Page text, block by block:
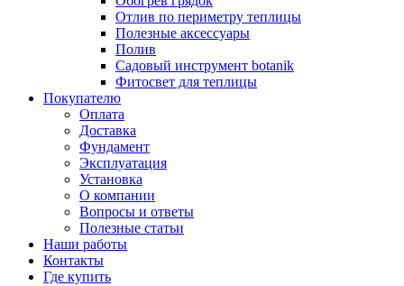
Отлив по периметру теплицы
Полезные аксессуары
Полив
Садовый инструмент botanik
Фитосвет для теплицы
Покупателю
Оплата
Доставка
Фундамент
Эксплуатация
Установка
О компании
Вопросы и ответы
Полезные статьи
Наши работы
Контакты
Где купить